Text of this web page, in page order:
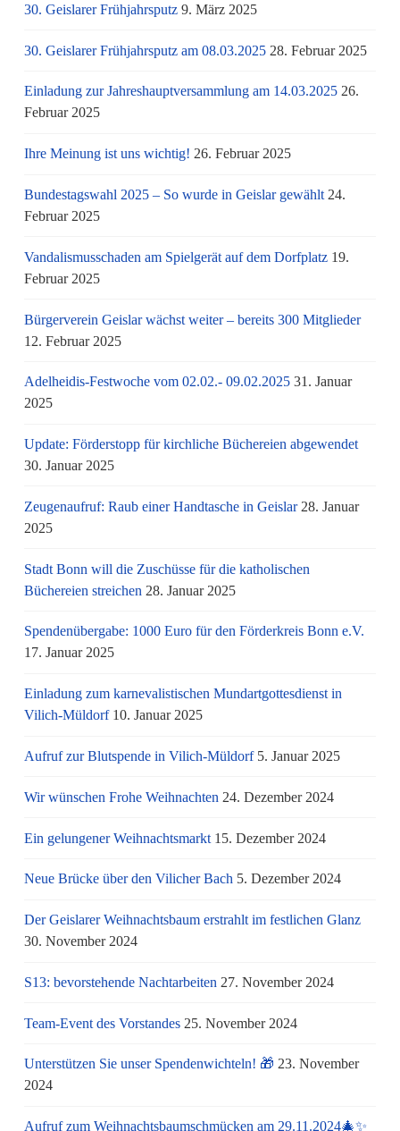
30. Geislarer Frühjahrsputz 9. März 2025
30. Geislarer Frühjahrsputz am 08.03.2025 28. Februar 2025
Einladung zur Jahreshauptversammlung am 14.03.2025 26.
Februar 2025
Ihre Meinung ist uns wichtig! 26. Februar 2025
Bundestagswahl 2025 – So wurde in Geislar gewählt 24.
Februar 2025
Vandalismusschaden am Spielgerät auf dem Dorfplatz 19.
Februar 2025
Bürgerverein Geislar wächst weiter – bereits 300 Mitglieder
12. Februar 2025
Adelheidis-Festwoche vom 02.02.- 09.02.2025 31. Januar
2025
Update: Förderstopp für kirchliche Büchereien abgewendet
30. Januar 2025
Zeugenaufruf: Raub einer Handtasche in Geislar 28. Januar
2025
Stadt Bonn will die Zuschüsse für die katholischen
Büchereien streichen 28. Januar 2025
Spendenübergabe: 1000 Euro für den Förderkreis Bonn e.V.
17. Januar 2025
Einladung zum karnevalistischen Mundartgottesdienst in
Vilich-Müldorf 10. Januar 2025
Aufruf zur Blutspende in Vilich-Müldorf 5. Januar 2025
Wir wünschen Frohe Weihnachten 24. Dezember 2024
Ein gelungener Weihnachtsmarkt 15. Dezember 2024
Neue Brücke über den Vilicher Bach 5. Dezember 2024
Der Geislarer Weihnachtsbaum erstrahlt im festlichen Glanz
30. November 2024
S13: bevorstehende Nachtarbeiten 27. November 2024
Team-Event des Vorstandes 25. November 2024
Unterstützen Sie unser Spendenwichteln! 🎁 23. November
2024
Aufruf zum Weihnachtsbaumschmücken am 29.11.2024🎄✨